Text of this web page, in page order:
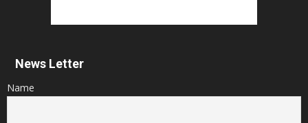
News Letter
Name